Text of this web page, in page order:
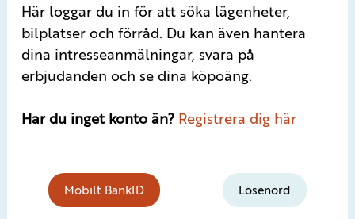
Här loggar du in för att söka lägenheter,
bilplatser och förråd. Du kan även hantera
dina intresseanmälningar, svara på
erbjudanden och se dina köpoäng.
Har du inget konto än? Registrera dig här
Mobilt BankID Lösenord